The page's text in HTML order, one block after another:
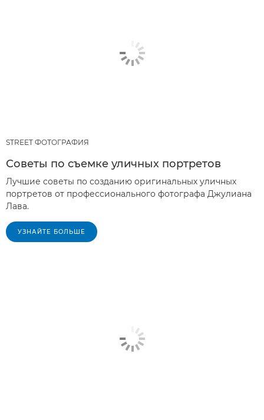
STREET ФОТОГРАФИЯ
Советы по съемке уличных портретов
Лучшие советы по созданию оригинальных уличных
портретов от профессионального фотографа Джулиана
Лава.
УЗНАЙТЕ БОЛЬШЕ